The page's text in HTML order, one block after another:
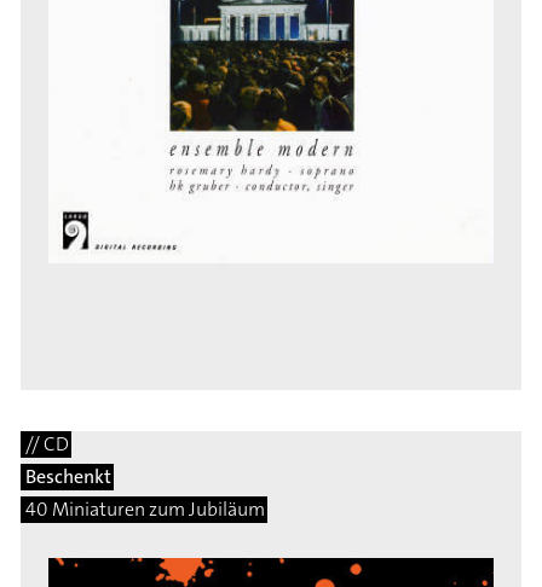
// CD
Beschenkt
40 Miniaturen zum Jubiläum